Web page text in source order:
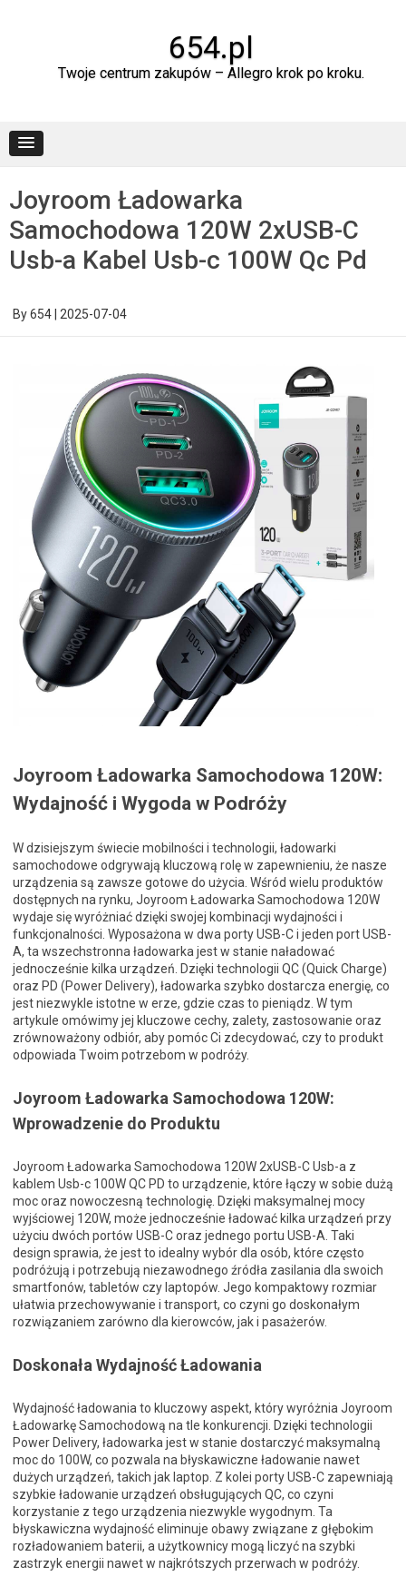
654.pl
Twoje centrum zakupów – Allegro krok po kroku.
Joyroom Ładowarka
Samochodowa 120W 2xUSB-C
Usb-a Kabel Usb-c 100W Qc Pd
By654 2025-07-04
Joyroom Ładowarka Samochodowa 120W:
Wydajność i Wygoda w Podróży
W dzisiejszym świecie mobilności i technologii, ładowarki
samochodowe odgrywają kluczową rolę w zapewnieniu, że nasze
urządzenia są zawsze gotowe do użycia. Wśród wielu produktów
dostępnych na rynku, Joyroom Ładowarka Samochodowa 120W
wydaje się wyróżniać dzięki swojej kombinacji wydajności i
funkcjonalności. Wyposażona w dwa porty USB-C i jeden port USB-
A, ta wszechstronna ładowarka jest w stanie naładować
jednocześnie kilka urządzeń. Dzięki technologii QC (Quick Charge)
oraz PD (Power Delivery), ładowarka szybko dostarcza energię, co
jest niezwykle istotne w erze, gdzie czas to pieniądz. W tym
artykule omówimy jej kluczowe cechy, zalety, zastosowanie oraz
zrównoważony odbiór, aby pomóc Ci zdecydować, czy to produkt
odpowiada Twoim potrzebom w podróży.
Joyroom Ładowarka Samochodowa 120W:
Wprowadzenie do Produktu
Joyroom Ładowarka Samochodowa 120W 2xUSB-C Usb-a z
kablem Usb-c 100W QC PD to urządzenie, które łączy w sobie dużą
moc oraz nowoczesną technologię. Dzięki maksymalnej mocy
wyjściowej 120W, może jednocześnie ładować kilka urządzeń przy
użyciu dwóch portów USB-C oraz jednego portu USB-A. Taki
design sprawia, że jest to idealny wybór dla osób, które często
podróżują i potrzebują niezawodnego źródła zasilania dla swoich
smartfonów, tabletów czy laptopów. Jego kompaktowy rozmiar
ułatwia przechowywanie i transport, co czyni go doskonałym
rozwiązaniem zarówno dla kierowców, jak i pasażerów.
Doskonała Wydajność Ładowania
Wydajność ładowania to kluczowy aspekt, który wyróżnia Joyroom
Ładowarkę Samochodową na tle konkurencji. Dzięki technologii
Power Delivery, ładowarka jest w stanie dostarczyć maksymalną
moc do 100W, co pozwala na błyskawiczne ładowanie nawet
dużych urządzeń, takich jak laptop. Z kolei porty USB-C zapewniają
szybkie ładowanie urządzeń obsługujących QC, co czyni
korzystanie z tego urządzenia niezwykle wygodnym. Ta
błyskawiczna wydajność eliminuje obawy związane z głębokim
rozładowaniem baterii, a użytkownicy mogą liczyć na szybki
zastrzyk energii nawet w najkrótszych przerwach w podróży.